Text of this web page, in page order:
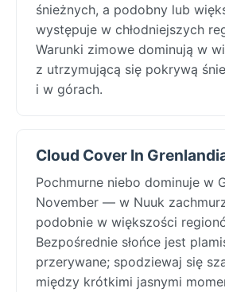
śnieżnych, a podobny lub
występuje w chłodniejszych
Warunki zimowe dominują w
z utrzymującą się pokrywą
i w górach.
Cloud Cover In
Pochmurne niebo dominuje w
November — w Nuuk
podobnie w większości
Bezpośrednie słońce jest
przerywane; spodziewaj się
między krótkimi jasnymi